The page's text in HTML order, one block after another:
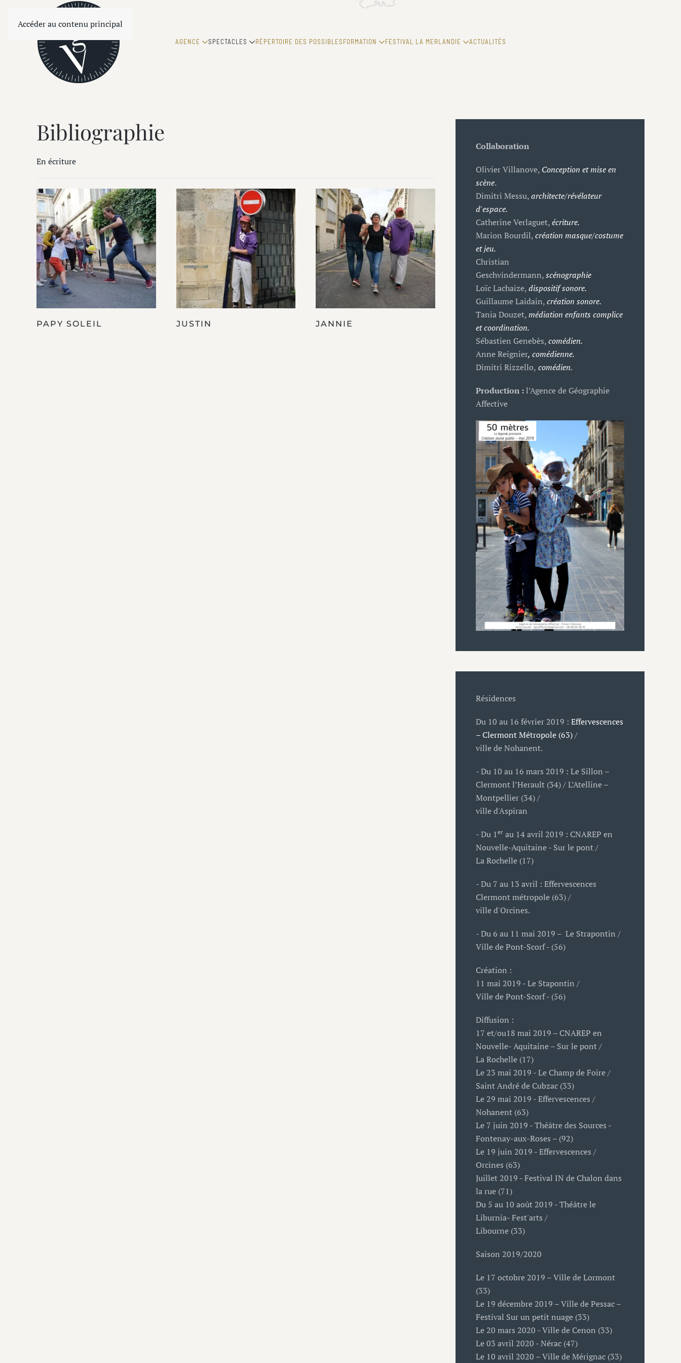
Accéder au contenu principal
AGENCE SPECTACLES RÉPERTOIRE DES POSSIBLESFORMATION FESTIVAL LA MERLANDIE ACTUALITÉS
Bibliographie
En écriture
PAPY SOLEIL JUSTIN JANNIE
Collaboration
Olivier Villanove, Conception et mise en
scène.
Dimitri Messu,architecte/révélateur
d'espace.
Catherine Verlaguet,écriture.
Marion Bourdil,création masque/costume
et jeu.
Christian
Geschvindermann,scénographie
Loïc Lachaize,dispositif sonore.
Guillaume Laidain,création sonore.
Tania Douzet,médiation enfants complice
et coordination.
Sébastien Genebès,comédien.
Anne Reignier, comédienne.
Dimitri Rizzello, comédien.
Production :l’Agence de Géographie
Affective
Résidences
Du 10 au 16 février 2019 : Effervescences
– Clermont Métropole (63)/
ville de Nohanent.
- Du 10 au 16 mars 2019 : Le Sillon –
Clermont l’Herault (34) / L’Atelline –
Montpellier (34) /
ville d'Aspiran
- Du 1er au 14 avril 2019 : CNAREP en
Nouvelle-Aquitaine - Sur le pont /
La Rochelle (17)
- Du 7 au 13 avril : Effervescences
Clermont métropole (63) /
ville d'Orcines.
- Du 6 au 11 mai 2019 – Le Strapontin /
Ville de Pont-Scorf - (56)
Création :
11 mai 2019 - Le Stapontin /
Ville de Pont-Scorf - (56)
Diffusion :
17 et/ou18 mai 2019 – CNAREP en
Nouvelle- Aquitaine – Sur le pont /
La Rochelle (17)
Le 23 mai 2019 - Le Champ de Foire /
Saint André de Cubzac (33)
Le 29 mai 2019 - Effervescences /
Nohanent (63)
Le 7 juin 2019 - Théâtre des Sources -
Fontenay-aux-Roses – (92)
Le 19 juin 2019 - Effervescences /
Orcines (63)
Juillet 2019 - Festival IN de Chalon dans
la rue (71)
Du 5 au 10 août 2019 - Théâtre le
Liburnia- Fest'arts /
Libourne (33)
Saison 2019/2020
Le 17 octobre 2019 – Ville de Lormont
(33)
Le 19 décembre 2019 – Ville de Pessac –
Festival Sur un petit nuage (33)
Le 20 mars 2020 - Ville de Cenon (33)
Le 03 avril 2020 - Nérac (47)
Le 10 avril 2020 – Ville de Mérignac (33)